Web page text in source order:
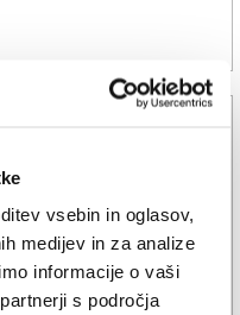
vsebin in oglasov,
medijev in za analize
informacije o vaši
s področja